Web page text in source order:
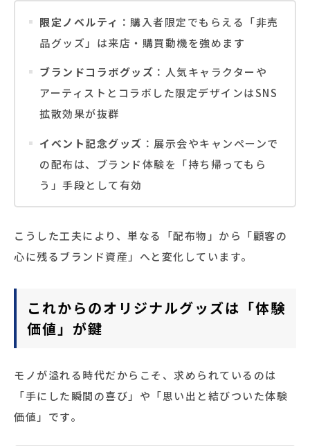
限定ノベルティ ：購入者限定でもらえる「非売
品グッズ」は来店・購買動機を強めます
ブランドコラボグッズ ：人気キャラクターや
アーティストとコラボした限定デザインはSNS
拡散効果が抜群
イベント記念グッズ ：展示会やキャンペーンで
の配布は、ブランド体験を「持ち帰ってもら
う」手段として有効
こうした工夫により、単なる「配布物」から「顧客の
心に残るブランド資産」へと変化しています。
これからのオリジナルグッズは「体験
価値」が鍵
モノが溢れる時代だからこそ、求められているのは
「手にした瞬間の喜び」や「思い出と結びついた体験
価値」です。